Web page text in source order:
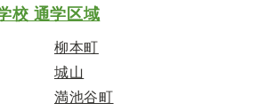
校 通学区域
柳本町
城山
満池谷町